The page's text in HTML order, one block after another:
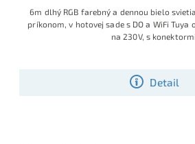
Detail
6m dlhý RGB farebný a dennou bielo
príkonom, v hotovej sade s DO a WiFi
na 230V, s konektormi